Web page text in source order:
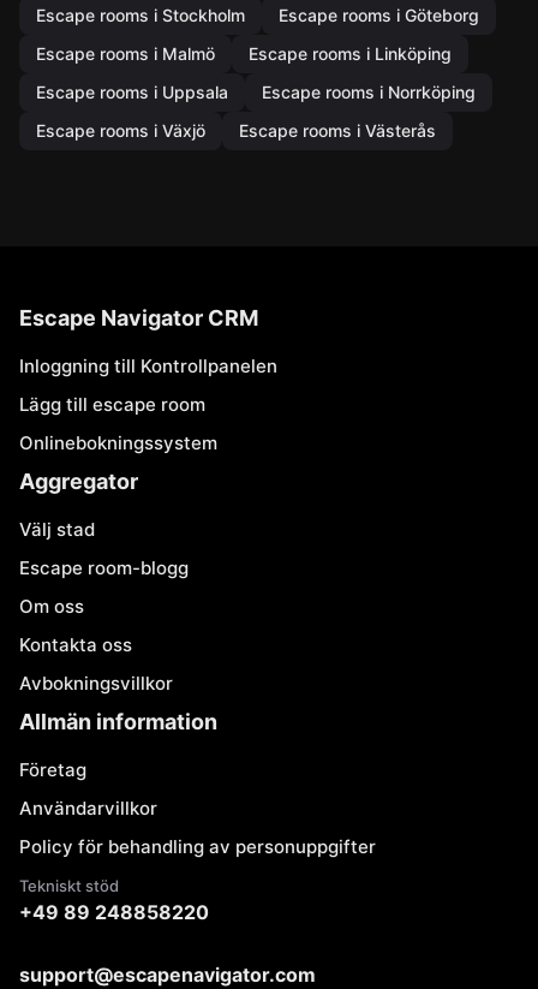
Escape rooms i Stockholm
Escape rooms i Göteborg
Escape rooms i Malmö
Escape rooms i Linköping
Escape rooms i Uppsala
Escape rooms i Norrköping
Escape rooms i Växjö
Escape rooms i Västerås
Escape Navigator CRM
Inloggning till Kontrollpanelen
Lägg till escape room
Onlinebokningssystem
Aggregator
Välj stad
Escape room-blogg
Om oss
Kontakta oss
Avbokningsvillkor
Allmän information
Företag
Användarvillkor
Policy för behandling av personuppgifter
Tekniskt stöd
+49 89 248858220
support@escapenavigator.com